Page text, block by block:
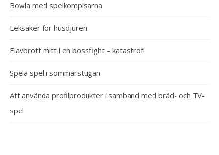
Bowla med spelkompisarna
Leksaker för husdjuren
Elavbrott mitt i en bossfight – katastrof!
Spela spel i sommarstugan
Att använda profilprodukter i samband med bräd- och TV-
spel